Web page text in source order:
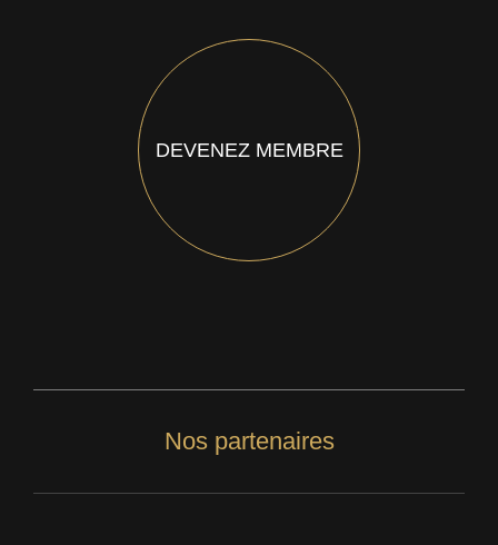
DEVENEZ MEMBRE
Nos partenaires